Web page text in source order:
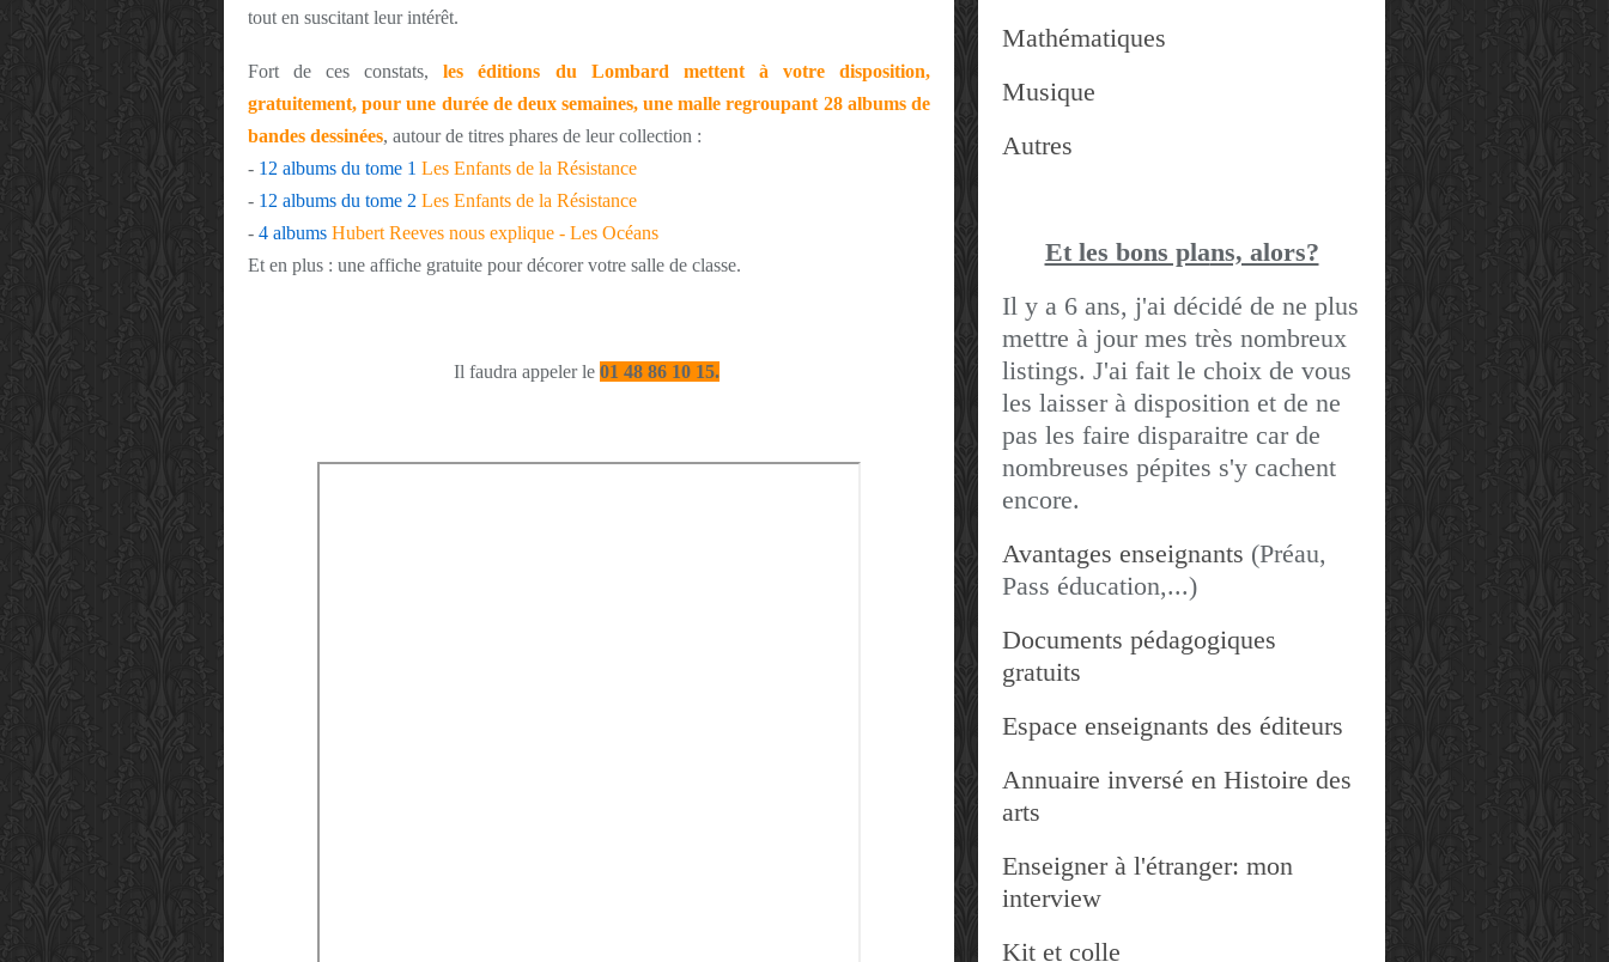
tout en suscitant leur intérêt.
Fort de ces constats,les éditions du Lombard mettent à votre disposition,
gratuitement, pour une durée de deux semaines, une malle regroupant 28 albums de
bandes dessinées, autour de titres phares de leur collection :
- 12 albums du tome 1 Les Enfants de la Résistance
- 12 albums du tome 2 Les Enfants de la Résistance
- 4 albums Hubert Reeves nous explique - Les Océans
Et en plus : une affiche gratuite pour décorer votre salle de classe.
Il faudra appeler le 01 48 86 10 15.
Mathématiques
Musique
Autres
Et les bons plans, alors?
Il y a 6 ans, j'ai décidé de ne plus
mettre à jour mes très nombreux
listings. J'ai fait le choix de vous
les laisser à disposition et de ne
pas les faire disparaitre car de
nombreuses pépites s'y cachent
encore.
Avantages enseignants (Préau,
Pass éducation,...)
Documents pédagogiques
gratuits
Espace enseignants des éditeurs
Annuaire inversé en Histoire des
arts
Enseigner à l'étranger: mon
interview
Kit et colle